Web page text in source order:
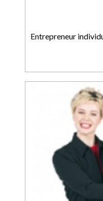
Entrepreneur